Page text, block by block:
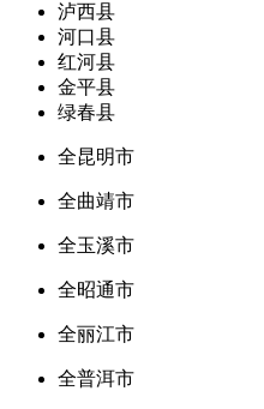
泸西县
河口县
红河县
金平县
绿春县
全昆明市
全曲靖市
全玉溪市
全昭通市
全丽江市
全普洱市